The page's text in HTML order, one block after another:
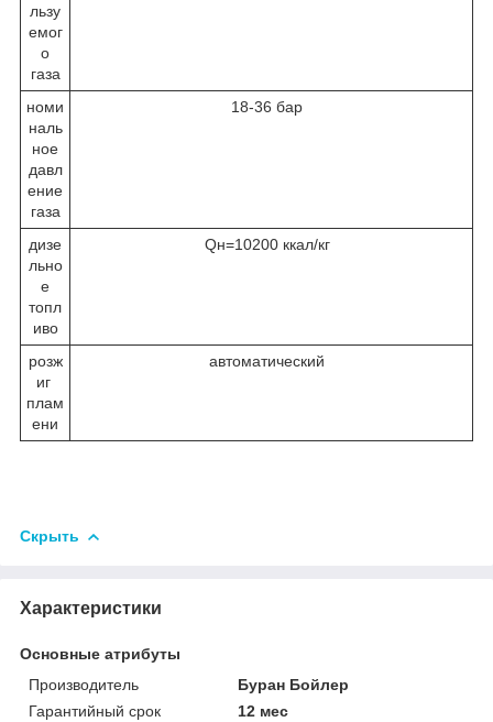
льзу
емог
о
газа
номи
наль
ное
давл
ение
газа
18-36 бар
дизе
льно
е
топл
иво
Qн=10200 ккал/кг
розж
иг
плам
ени
автоматический
Скрыть
Характеристики
Основные атрибуты
Производитель
Буран Бойлер
Гарантийный срок
12 мес